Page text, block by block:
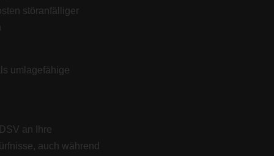
störanfälliger
umlagefähige
an Ihre
auch während